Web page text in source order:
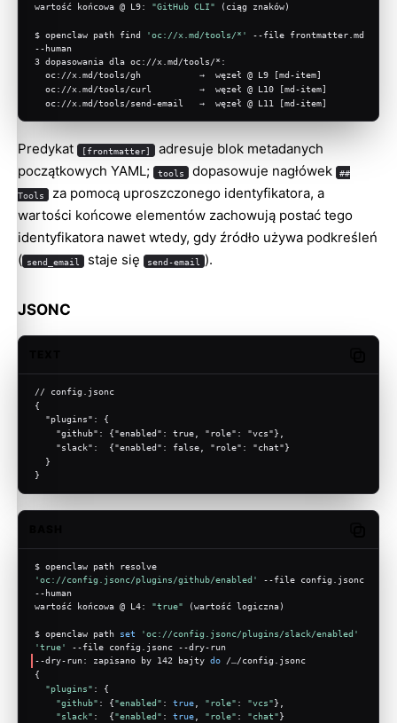
wartość końcowa @ L9: "GitHub CLI" (ciąg znaków)
$ openclaw path find 'oc://x.md/tools/*'
--file frontmatter.md
--human
3 dopasowania dla oc://x.md/tools/*:
  oc://x.md/tools/gh           →  węzeł @ L9 [md-item]
  oc://x.md/tools/curl         →  węzeł @ L10 [md-item]
  oc://x.md/tools/send-email   →  węzeł @ L11 [md-item]
Predykat [frontmatter] adresuje blok metadanych
początkowych YAML;
tools dopasowuje nagłówek ##
Tools za pomocą uproszczonego identyfikatora, a
wartości końcowe elementów zachowują postać tego
identyfikatora nawet wtedy, gdy źródło używa podkreśleń
( send_email staje się send-email ).
JSONC
// config.jsonc
{
  "plugins": {
    "github": {"enabled": true, "role": "vcs"},
    "slack":  {"enabled": false, "role": "chat"}
  }
}
'oc://config.jsonc/plugins/github/enabled'
--file config.jsonc
--human
wartość końcowa @ L4: "true" (wartość logiczna)
$ openclaw path set
'oc://config.jsonc/plugins/slack/enabled'
'true'
--file config.jsonc --dry-run
--dry-run: zapisano by 142 bajty do /…/config.jsonc
{
"plugins" : {
"github" : {"enabled" : true "role" : "vcs"},
"slack" :  {"enabled" : true "role" : "chat"}